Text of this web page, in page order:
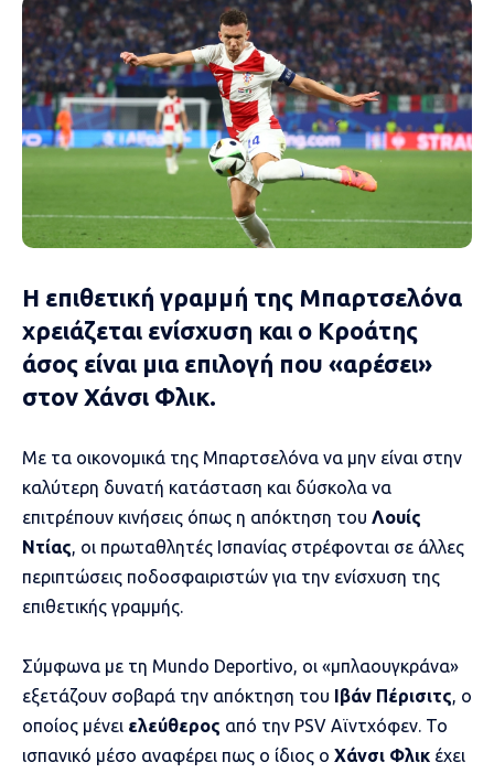
Η επιθετική γραμμή της Μπαρτσελόνα
χρειάζεται ενίσχυση και ο Κροάτης
άσος είναι μια επιλογή που «αρέσει»
στον Χάνσι Φλικ.
Με τα οικονομικά της Μπαρτσελόνα να μην είναι στην
καλύτερη δυνατή κατάσταση και δύσκολα να
επιτρέπουν κινήσεις όπως η απόκτηση του Λουίς
Ντίας , οι πρωταθλητές Ισπανίας στρέφονται σε άλλες
περιπτώσεις ποδοσφαιριστών για την ενίσχυση της
επιθετικής γραμμής.
Σύμφωνα με τη Mundo Deportivo, οι «μπλαουγκράνα»
εξετάζουν σοβαρά την απόκτηση του Ιβάν Πέρισιτς , ο
οποίος μένει ελεύθερος από την PSV Αϊντχόφεν. Το
ισπανικό μέσο αναφέρει πως ο ίδιος ο Χάνσι Φλικ έχει